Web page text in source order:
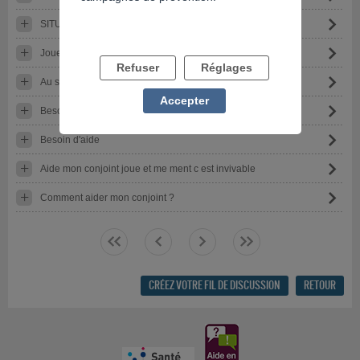
SITUATION ABUSIVE DU CONFINEMENT
Jouer au jeux téléphone
Au secours
Besoin de témoignages
Besoin d'aide
Aide mon conjoint joue et me ment c est invivable
Comment aider mon conjoint ?
<< < > >>
CRÉEZ VOTRE FIL DE DISCUSSION RETOUR
Refuser Réglages
Accepter